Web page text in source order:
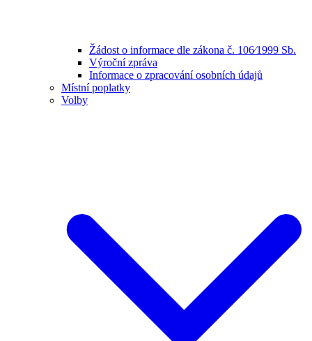
Žádost o informace dle zákona č. 106⁄1999 Sb.
Výroční zpráva
Informace o zpracování osobních údajů
Místní poplatky
Volby